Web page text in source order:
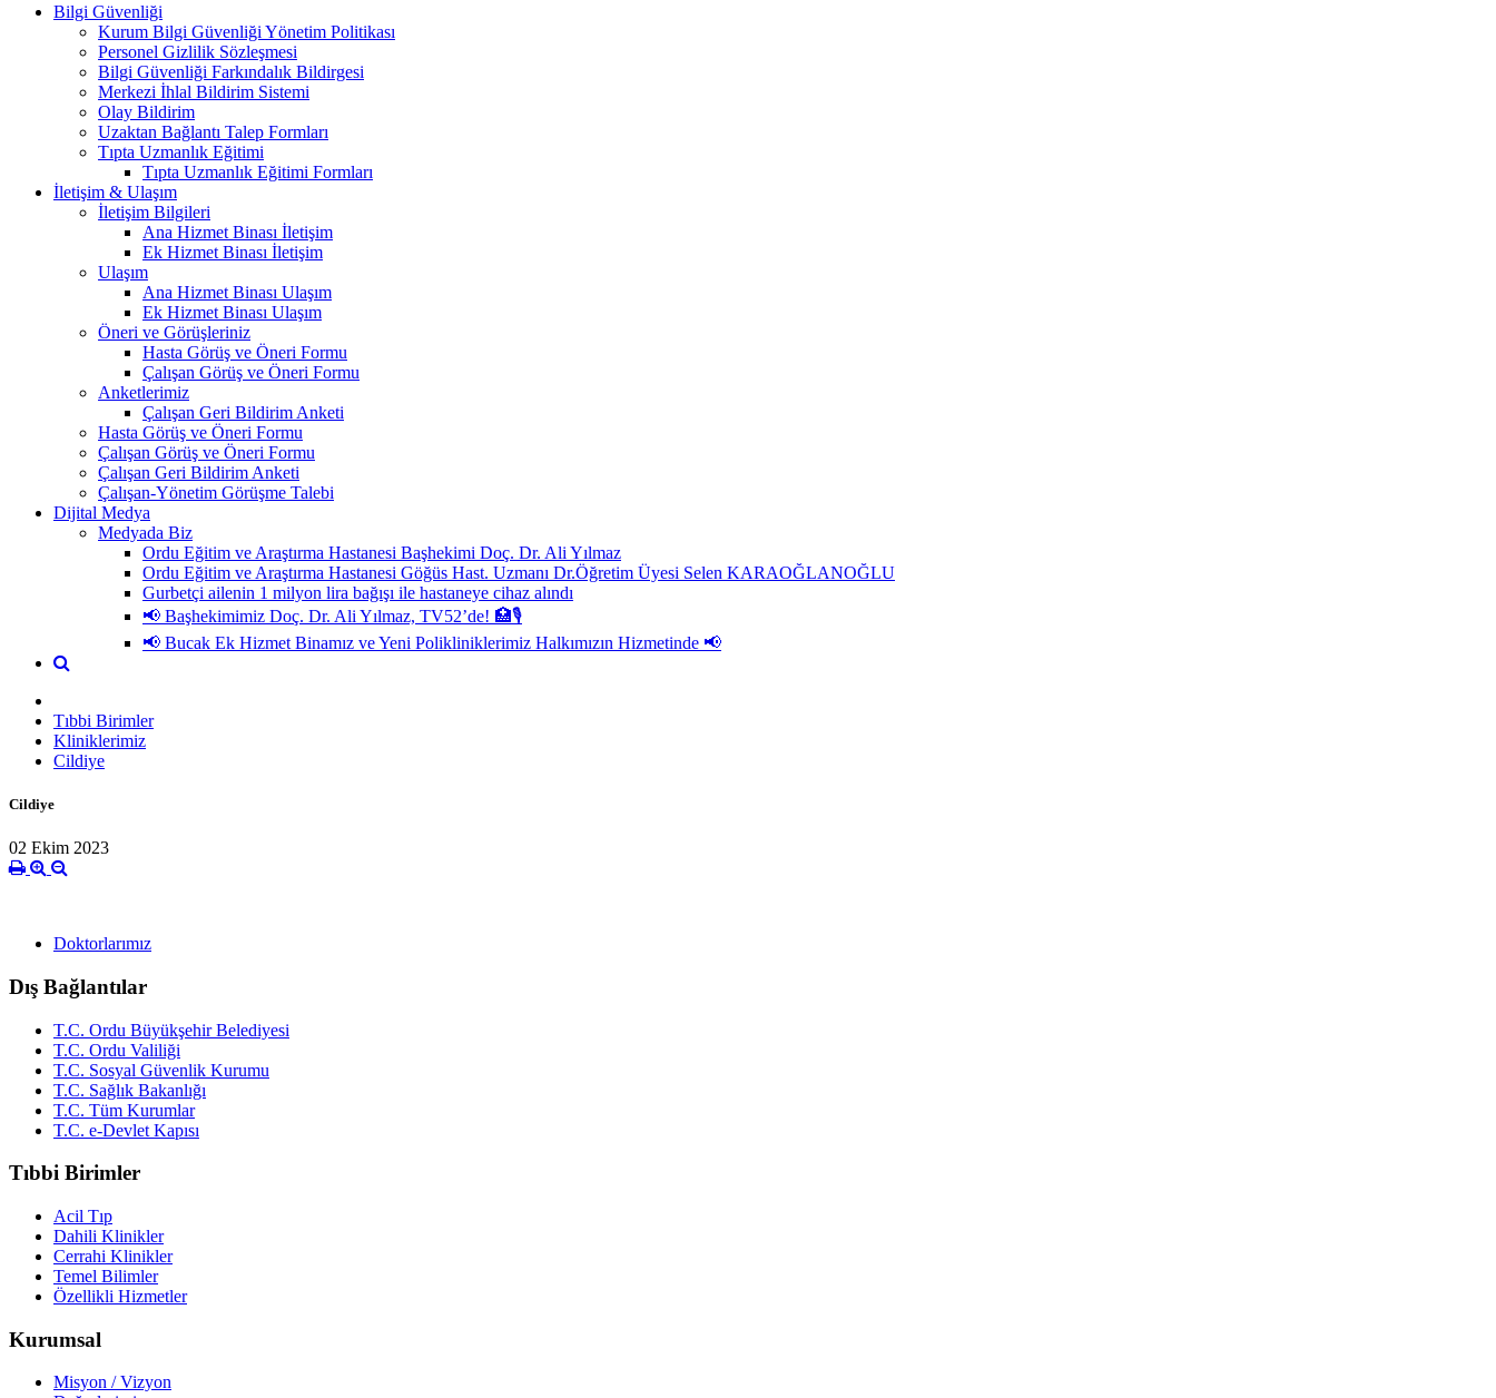
Bilgi Güvenliği
Kurum Bilgi Güvenliği Yönetim Politikası
Personel Gizlilik Sözleşmesi
Bilgi Güvenliği Farkındalık Bildirgesi
Merkezi İhlal Bildirim Sistemi
Olay Bildirim
Uzaktan Bağlantı Talep Formları
Tıpta Uzmanlık Eğitimi
Tıpta Uzmanlık Eğitimi Formları
İletişim & Ulaşım
İletişim Bilgileri
Ana Hizmet Binası İletişim
Ek Hizmet Binası İletişim
Ulaşım
Ana Hizmet Binası Ulaşım
Ek Hizmet Binası Ulaşım
Öneri ve Görüşleriniz
Hasta Görüş ve Öneri Formu
Çalışan Görüş ve Öneri Formu
Anketlerimiz
Çalışan Geri Bildirim Anketi
Hasta Görüş ve Öneri Formu
Çalışan Görüş ve Öneri Formu
Çalışan Geri Bildirim Anketi
Çalışan-Yönetim Görüşme Talebi
Dijital Medya
Medyada Biz
Ordu Eğitim ve Araştırma Hastanesi Başhekimi Doç. Dr. Ali Yılmaz
Ordu Eğitim ve Araştırma Hastanesi Göğüs Hast. Uzmanı Dr.Öğretim Üyesi Selen KARAOĞLANOĞLU
Gurbetçi ailenin 1 milyon lira bağışı ile hastaneye cihaz alındı
📢 Başhekimimiz Doç. Dr. Ali Yılmaz, TV52’de! 🏥🎙
📢 Bucak Ek Hizmet Binamız ve Yeni Polikliniklerimiz Halkımızın Hizmetinde 📢
Tıbbi Birimler
Kliniklerimiz
Cildiye
Cildiye
02 Ekim 2023
Doktorlarımız
Dış Bağlantılar
T.C. Ordu Büyükşehir Belediyesi
T.C. Ordu Valiliği
T.C. Sosyal Güvenlik Kurumu
T.C. Sağlık Bakanlığı
T.C. Tüm Kurumlar
T.C. e-Devlet Kapısı
Tıbbi Birimler
Acil Tıp
Dahili Klinikler
Cerrahi Klinikler
Temel Bilimler
Özellikli Hizmetler
Kurumsal
Misyon / Vizyon